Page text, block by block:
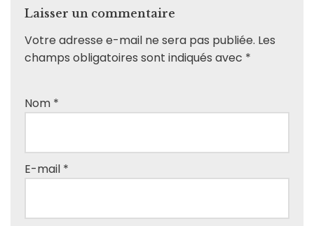
Laisser un commentaire
Votre adresse e-mail ne sera pas publiée. Les
champs obligatoires sont indiqués avec *
Nom *
E-mail *